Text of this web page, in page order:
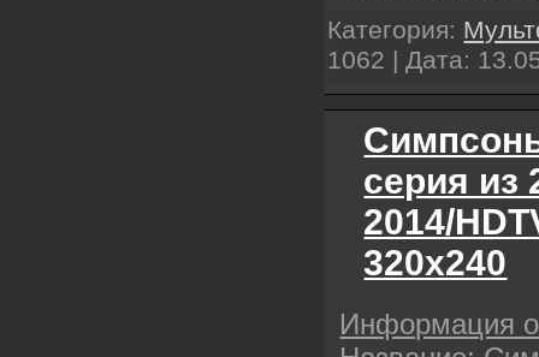
Категория:
1062 | Дата:
серия из
2014/
320х240
Информация